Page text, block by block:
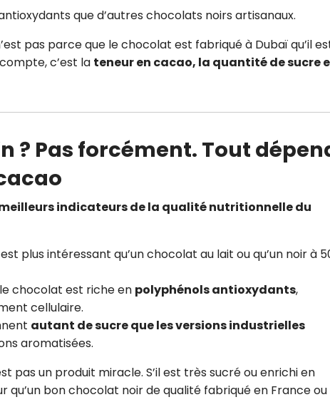
que d’autres chocolats noirs artisanaux.
pas parce que le chocolat est fabriqué à Dubaï qu’il
c’est la teneur en cacao, la quantité de sucre
? Pas forcément. Tout
indicateurs de la qualité nutritionnelle du
est plus intéressant qu’un chocolat au lait ou qu’un noir à
chocolat est riche en polyphénols antioxydants,
cellulaire.
autant de sucre que les versions industrielles
aromatisées.
pas un produit miracle. S’il est très sucré ou enrichi en
qu’un bon chocolat noir de qualité fabriqué en France ou